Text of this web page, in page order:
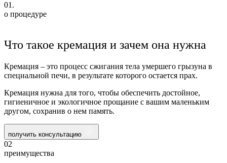
01.
о процедуре
Что такое кремация и зачем она нужна
Кремация – это процесс сжигания тела умершего грызуна в
специальной печи, в результате которого остается прах.
Кремация нужна для того, чтобы обеспечить достойное,
гигиеничное и экологичное прощание с вашим маленьким
другом, сохранив о нем память.
получить консультацию
02
преимущества